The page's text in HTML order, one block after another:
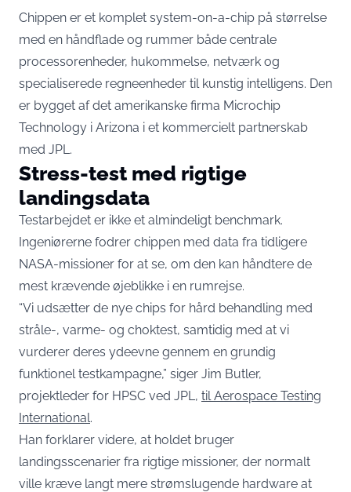
Chippen er et komplet system-on-a-chip på størrelse
med en håndflade og rummer både centrale
processorenheder, hukommelse, netværk og
specialiserede regneenheder til kunstig intelligens. Den
er bygget af det amerikanske firma Microchip
Technology i Arizona i et kommercielt partnerskab
med JPL.
Stress-test med rigtige
landingsdata
Testarbejdet er ikke et almindeligt benchmark.
Ingeniørerne fodrer chippen med data fra tidligere
NASA-missioner for at se, om den kan håndtere de
mest krævende øjeblikke i en rumrejse.
“Vi udsætter de nye chips for hård behandling med
stråle-, varme- og choktest, samtidig med at vi
vurderer deres ydeevne gennem en grundig
funktionel testkampagne,” siger Jim Butler,
projektleder for HPSC ved JPL, til Aerospace Testing
International.
Han forklarer videre, at holdet bruger
landingsscenarier fra rigtige missioner, der normalt
ville kræve langt mere strømslugende hardware at